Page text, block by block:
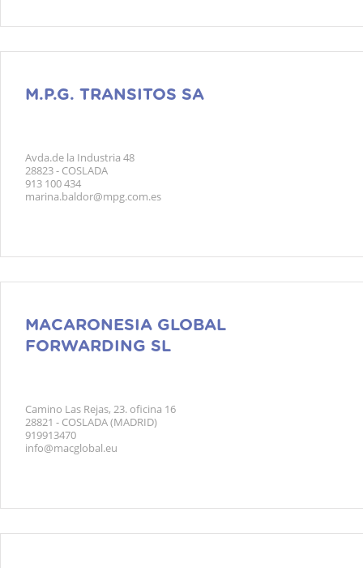
M.P.G. TRANSITOS SA
Avda.de la Industria 48
28823 - COSLADA
913 100 434
marina.baldor@mpg.com.es
MACARONESIA GLOBAL
FORWARDING SL
Camino Las Rejas, 23. oficina 16
28821 - COSLADA (MADRID)
919913470
info@macglobal.eu